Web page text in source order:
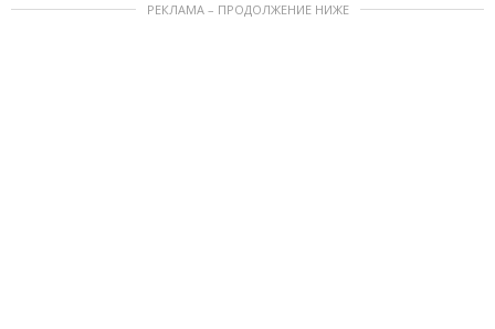
РЕКЛАМА – ПРОДОЛЖЕНИЕ НИЖЕ